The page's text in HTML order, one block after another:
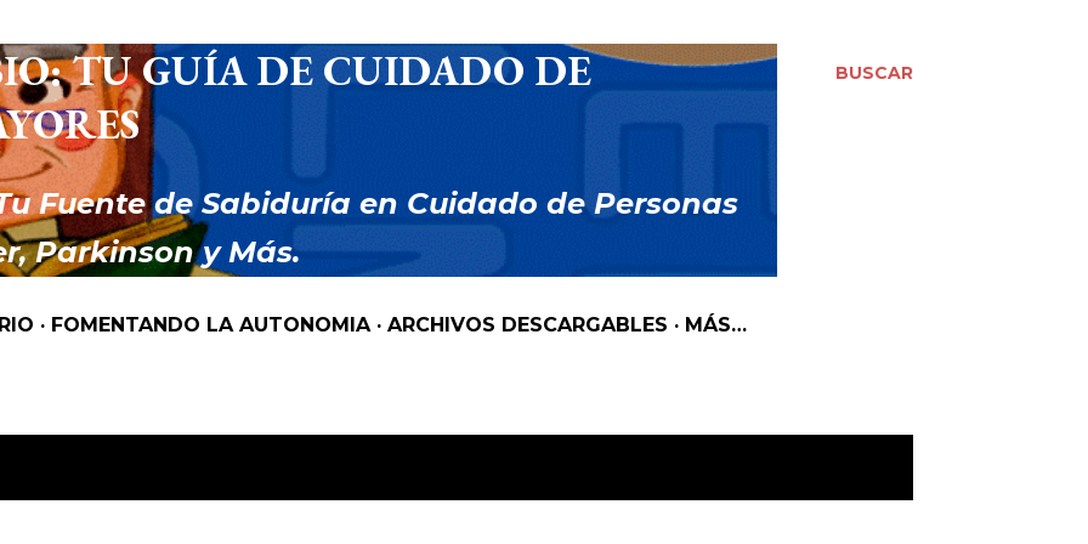
BUSCAR
TU GUÍA DE CUIDADO DE
Fuente de Sabiduría en Cuidado de Personas
Parkinson y Más.
FOMENTANDO LA AUTONOMIA ARCHIVOS DESCARGABLES MÁS…